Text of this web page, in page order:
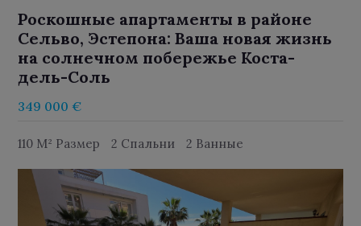
Роскошные апартаменты в районе
Сельво, Эстепона: Ваша новая жизнь
на солнечном побережье Коста-
дель-Соль
349 000 €
110 M² Размер 2 Спальни 2 Ванные